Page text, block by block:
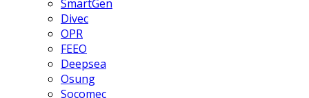
SmartGen
Divec
OPR
FEEO
Deepsea
Osung
Socomec